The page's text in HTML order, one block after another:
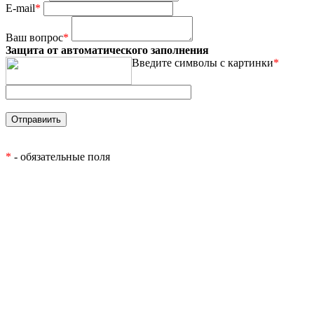
E-mail*
Ваш вопрос*
Защита от автоматического заполнения
Введите символы с картинки*
* - обязательные поля